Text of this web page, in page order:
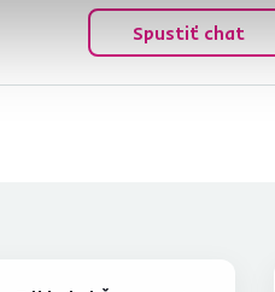
Spustiť chat